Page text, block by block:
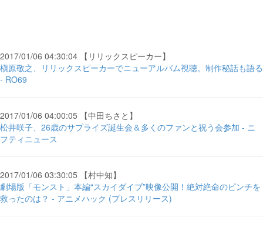
2017/01/06 04:30:04 【リリックスピーカー】
槇原敬之、リリックスピーカーでニューアルバム視聴。制作秘話も語る
- RO69
2017/01/06 04:00:05 【中田ちさと】
松井咲子、26歳のサプライズ誕生会＆多くのファンと祝う会参加 - ニ
フティニュース
2017/01/06 03:30:05 【村中知】
劇場版「モンスト」本編“スカイダイブ”映像公開！絶対絶命のピンチを
救ったのは？ - アニメハック (プレスリリース)